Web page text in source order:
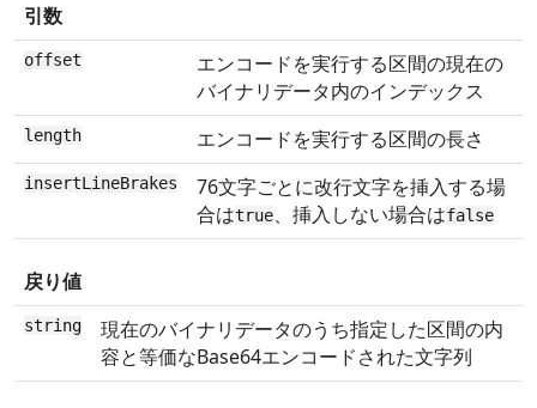
引数
offset
エンコードを実行する区間の現在の
バイナリデータ内のインデックス
length エンコードを実行する区間の長さ
insertLineBrakes
76文字ごとに改行文字を挿入する場
合はtrue、挿入しない場合はfalse
戻り値
string
現在のバイナリデータのうち指定した区間の内
容と等価なBase64エンコードされた文字列